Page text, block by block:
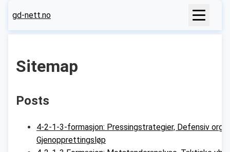
gd-nett.no
Sitemap
Posts
4-2-1-3-formasjon: Pressingstrategier, Defensiv
Gjenopprettingsløp